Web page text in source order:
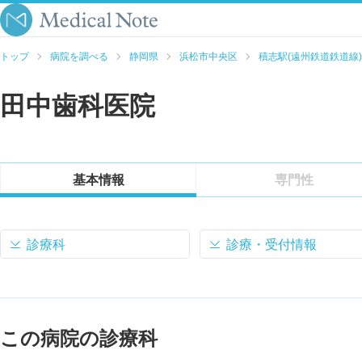
トップ 病院を調べる 静岡県 浜松市中央区 積志駅(遠州鉄道鉄道線)
田中歯科医院
基本情報 専門性
診療科 診療・受付情報
この病院の診療科